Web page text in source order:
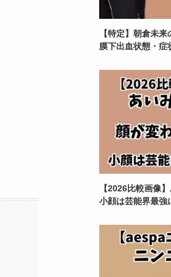
【特定】朝倉未
膜下出血状態・症
【2026比較画像
小顔は芸能界最強